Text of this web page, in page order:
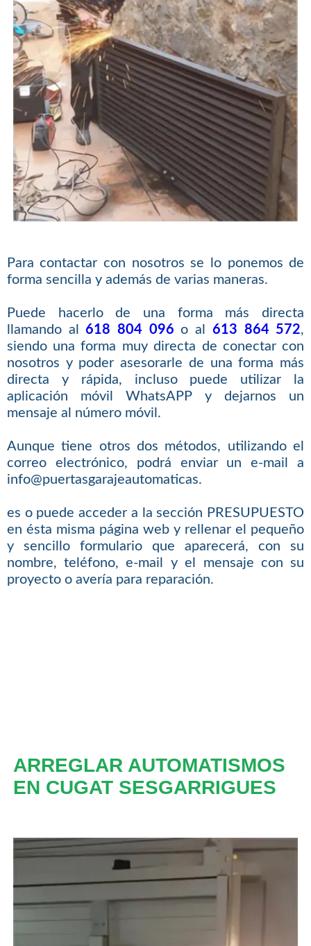
Para contactar con nosotros se lo ponemos de
forma sencilla y además de varias maneras.
Puede hacerlo de una forma más directa
llamando al618 804 096 o al 613 864 572,
siendo una forma muy directa de conectar con
nosotros y poder asesorarle de una forma más
directa y rápida, incluso puede utilizar la
aplicación móvil WhatsAPP y dejarnos un
mensaje al número móvil.
Aunque tiene otros dos métodos, utilizando el
correo electrónico, podrá enviar un e-mail a
info@puertasgarajeautomaticas.
es o puede acceder a la sección PRESUPUESTO
en ésta misma página web y rellenar el pequeño
y sencillo formulario que aparecerá, con su
nombre, teléfono, e-mail y el mensaje con su
proyecto o avería para reparación.
ARREGLAR AUTOMATISMOS
EN CUGAT SESGARRIGUES